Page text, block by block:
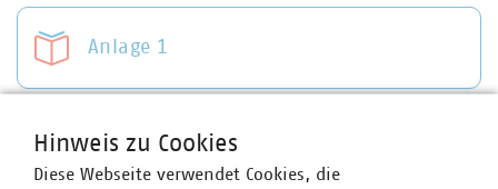
Anlage 1
Anlage 2
Hinweis zu Cookies
Diese Webseite verwendet Cookies, die